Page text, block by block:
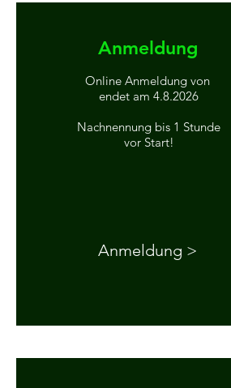
Anmeldung
Online Anmeldung von
endet am 4.8.2026
Nachnennung bis 1 Stunde
vor Start!
Anmeldung >